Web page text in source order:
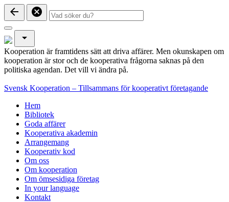
arrow_back cancel
arrow_drop_down
Kooperation är framtidens sätt att driva affärer. Men okunskapen om
kooperation är stor och de kooperativa frågorna saknas på den
politiska agendan. Det vill vi ändra på.
Svensk Kooperation – Tillsammans för kooperativt företagande
Hem
Bibliotek
Goda affärer
Kooperativa akademin
Arrangemang
Kooperativ kod
Om oss
Om kooperation
Om ömsesidiga företag
In your language
Kontakt